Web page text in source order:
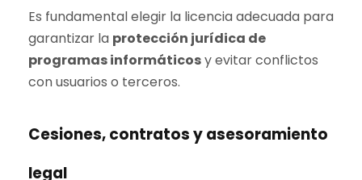
Es fundamental elegir la licencia adecuada para
garantizar la protección jurídica de
programas informáticosy evitar conflictos
con usuarios o terceros.
Cesiones, contratos y asesoramiento
legal